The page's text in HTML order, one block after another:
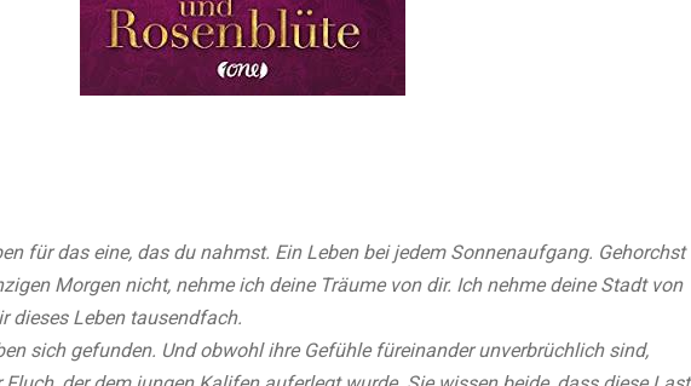
für das eine, das du nahmst. Ein Leben bei jedem Sonnenaufgang. Gehorchst
Morgen nicht, nehme ich deine Träume von dir. Ich nehme deine Stadt von
dieses Leben tausendfach.
sich gefunden. Und obwohl ihre Gefühle füreinander unverbrüchlich sind,